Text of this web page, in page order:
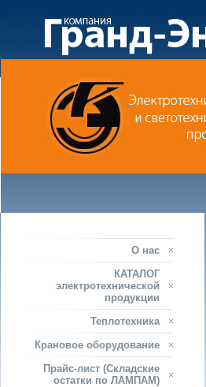
О нас
КАТАЛОГ
электротехнической
продукции
Теплотехника
Крановое оборудование
Прайс-лист (Складские
остатки по ЛАМПАМ)